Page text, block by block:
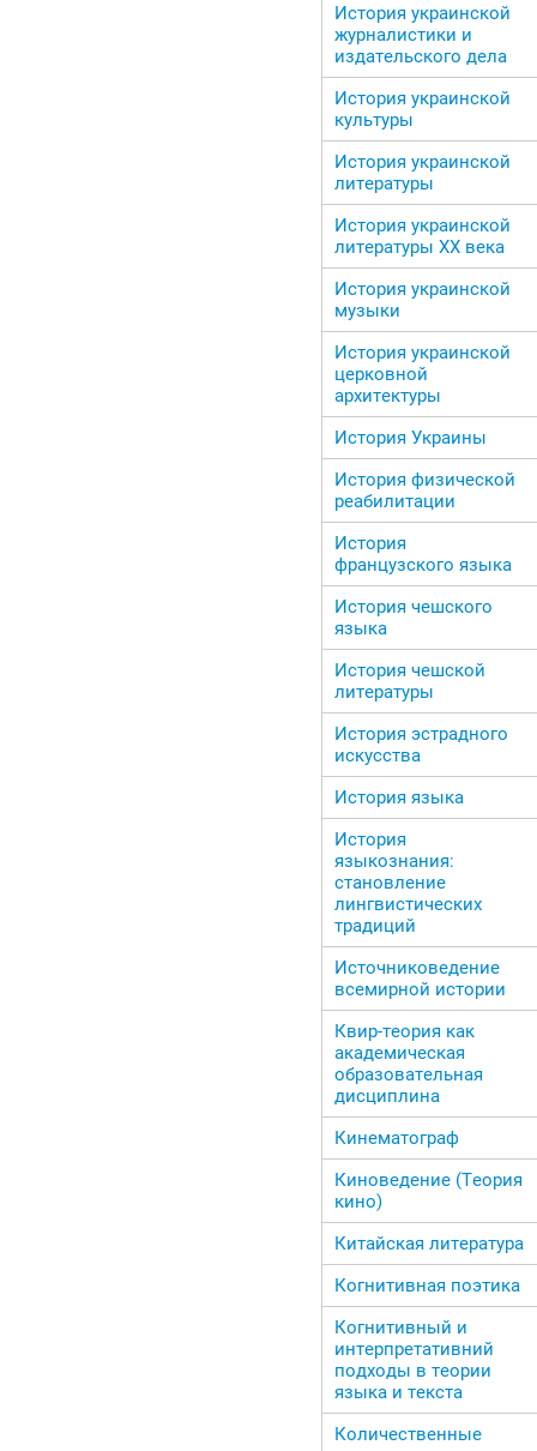
История украинской
журналистики и
издательского дела
История украинской
культуры
История украинской
литературы
История украинской
литературы ХХ века
История украинской
музыки
История украинской
церковной
архитектуры
История Украины
История физической
реабилитации
История
французского языка
История чешского
языка
История чешской
литературы
История эстрадного
искусства
История языка
История
языкознания:
становление
лингвистических
традиций
Источниковедение
всемирной истории
Квир-теория как
академическая
образовательная
дисциплина
Кинематограф
Киноведение (Теория
кино)
Китайская литература
Когнитивная поэтика
Когнитивный и
интерпретативний
подходы в теории
языка и текста
Количественные